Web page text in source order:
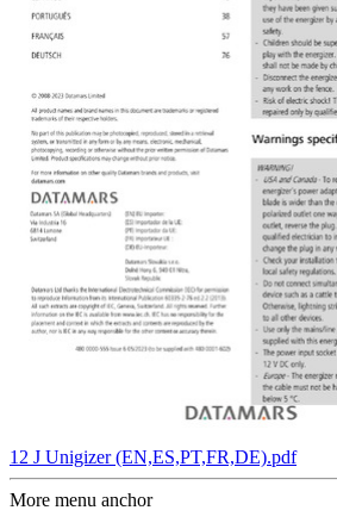
12 J Unigizer (EN,ES,PT,FR,DE).pdf
More menu anchor